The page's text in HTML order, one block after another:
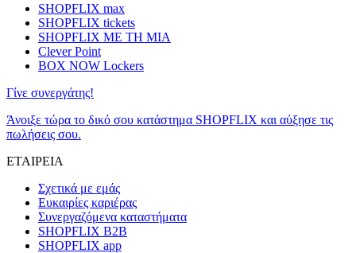
SHOPFLIX max
SHOPFLIX tickets
SHOPFLIX ΜΕ ΤΗ ΜΙΑ
Clever Point
BOX NOW Lockers
Γίνε συνεργάτης!
Άνοιξε τώρα το δικό σου κατάστημα SHOPFLIX και αύξησε τις
πωλήσεις σου.
ΕΤΑΙΡΕΙΑ
Σχετικά με εμάς
Ευκαιρίες καριέρας
Συνεργαζόμενα καταστήματα
SHOPFLIX B2B
SHOPFLIX app